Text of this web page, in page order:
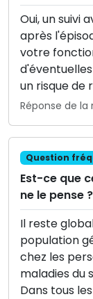
Oui, un suivi
après
votre
un risque de
Réponse de
Question
Est-ce que
ne le pense ?
Il reste
population
chez les
maladies du
Dans tous